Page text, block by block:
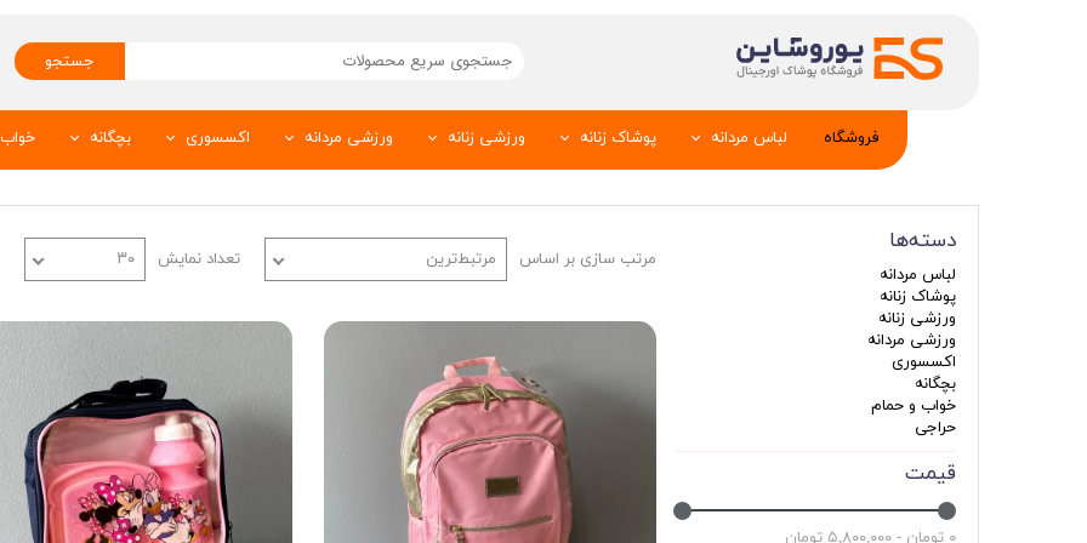
فروشگاه لباس مردانه
کاپشن_دستکش_کلاه
پوشاک زنانه
بلوز_هودی_سویشرت
تیشرت زنانه
شلوار زنانه
لباس زیر زنانه
ورزشی زنانه
شلوارک ورزشی
تاپ ورزشی زنانه
نیم تنه
سویشرت ورزشی
استیندار ورزشی
جوراب ورزشی
ورزشی مردانه
سویشرت
تیشرت ورزشی مردانه
شلوارک ورزشی مردانه
اکسسوری
عینک آفتابی
بچگانه
تیشرت بچگانه
ست بچگانه
سارافون و تونیک
زیردکمه نوزادی
لباس زیر بچگانه
شلوارک بچگانه
پیراهن بچگانه
جستجو
مرتب سازی بر اساس مرتبط‌ترین تعداد نمایش ۳۰
دسته‌ها
لباس مردانه
پوشاک زنانه
ورزشی زنانه
ورزشی مردانه
اکسسوری
بچگانه
خواب و حمام
حراجی
قیمت
۰ تومان - ۵,۸۰۰,۰۰۰ تومان